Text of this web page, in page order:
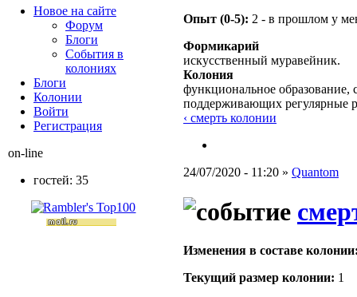
Опыт (0-5): 2 - в прошлом у
Формикарий
искусственный муравейник.
Колония
функциональное образование,
поддерживающих регулярные
‹ смерть колонии
24/07/2020 - 11:20 » Quantom
Изменения в составе
Текущий размер кoлонии: 1
Новое на сайте
Форум
Блоги
События в
колониях
Блоги
Колонии
Войти
Peгиcтpaция
on-line
гостей: 35